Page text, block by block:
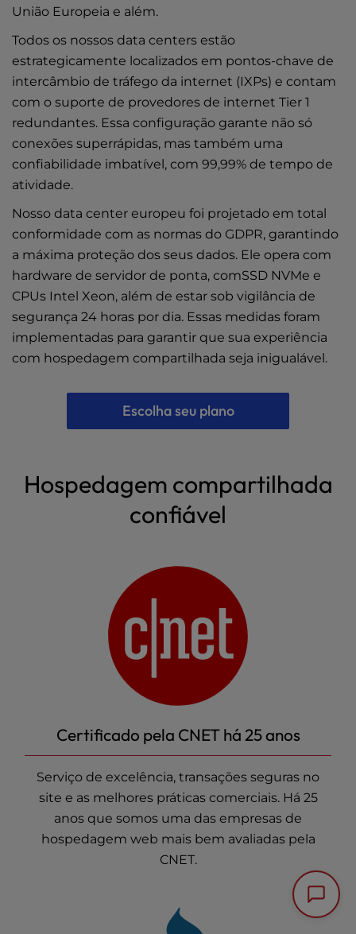
União Europeia e além.
Todos os nossos data centers estão
estrategicamente localizados em pontos-chave de
intercâmbio de tráfego da internet (IXPs) e contam
com o suporte de provedores de internet Tier 1
redundantes. Essa configuração garante não só
conexões superrápidas, mas também uma
confiabilidade imbatível, com 99,99% de tempo de
atividade.
Nosso data center europeu foi projetado em total
conformidade com as normas do GDPR, garantindo
a máxima proteção dos seus dados. Ele opera com
hardware de servidor de ponta, comSSD NVMe e
CPUs Intel Xeon, além de estar sob vigilância de
segurança 24 horas por dia. Essas medidas foram
implementadas para garantir que sua experiência
com hospedagem compartilhada seja inigualável.
Escolha seu plano
Hospedagem compartilhada
confiável
Certificado pela CNET há 25 anos
Serviço de excelência, transações seguras no
site e as melhores práticas comerciais. Há 25
anos que somos uma das empresas de
hospedagem web mais bem avaliadas pela
CNET.